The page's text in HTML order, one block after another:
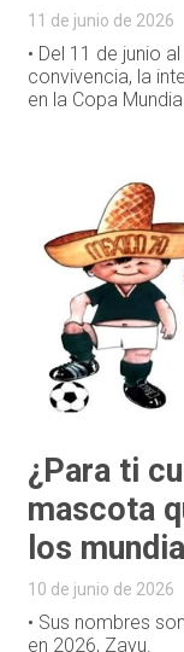
11 de junio de 2026
• Del 11 de junio
convivencia, la
en la Copa
¿Para ti
mascota
los
10 de junio de 2026
• Sus nombres
en 2026, Zayu.